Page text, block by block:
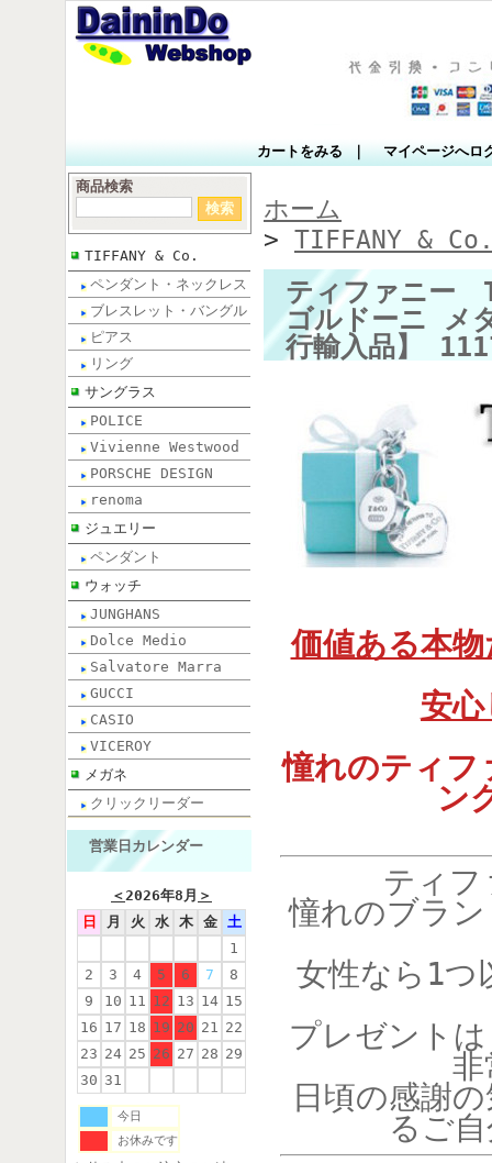
カートをみる マイページへロ
商品検索
TIFFANY & Co.
ペンダント・ネックレス
ブレスレット・バングル
ピアス
リング
サングラス
POLICE
Vivienne Westwood
PORSCHE DESIGN
renoma
ジュエリー
ペンダント
ウォッチ
JUNGHANS
Dolce Medio
Salvatore Marra
GUCCI
CASIO
VICEROY
メガネ
クリックリーダー
営業日カレンダー
＜2026年8月 ＞
日
月 火 水 木 金
土
1
2
3 4 5 6 7
8
9
10 11 12 13 14 15
16 17 18 19 20 21 22
23 24 25 26 27 28 29
30 31
今日
お休みです
ホーム
> TIFFANY &
ティファニー
ゴルドーニ メ
行輸入品】
価値ある本
安
憧れのティフ
ン
ティフ
憧れのブラ
女性なら1つ
プレゼント
非
日頃の感謝
るご